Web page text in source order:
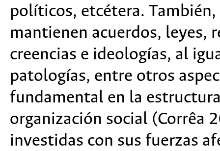
políticos, etcétera.
mantienen acuerdos, leyes,
creencias e ideologías, al
patologías, entre otros
fundamental en la
organización social (Corrêa
investidas con sus fuerzas